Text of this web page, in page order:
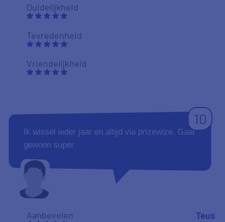
Duidelijkheid
Tevredenheid
Vriendelijkheid
10
Ik wissel ieder jaar en altijd via prizewize. Gaat
gewoon super
Aanbevelen
Teus